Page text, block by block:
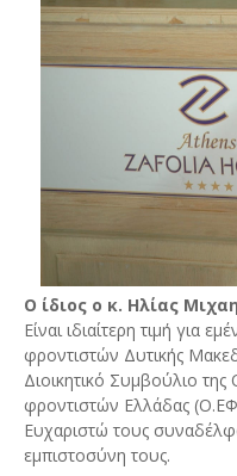
Ο ίδιος ο κ. Ηλίας
Είναι ιδιαίτερη τιμή για
φροντιστών Δυτικής
Διοικητικό Συμβούλιο
φροντιστών Ελλάδας
Ευχαριστώ τους
εμπιστοσύνη τους.